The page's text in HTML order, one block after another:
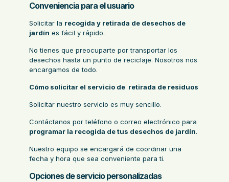
Conveniencia para el usuario
Solicitar la recogida y retirada de desechos de
jardín es fácil y rápido.
No tienes que preocuparte por transportar los
desechos hasta un punto de reciclaje. Nosotros nos
encargamos de todo.
Cómo solicitar el servicio de retirada de residuos
Solicitar nuestro servicio es muy sencillo.
Contáctanos por teléfono o correo electrónico para
programar la recogida de tus desechos de jardín.
Nuestro equipo se encargará de coordinar una
fecha y hora que sea conveniente para ti.
Opciones de servicio personalizadas